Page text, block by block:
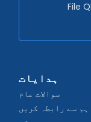
ہدایات
سوالات عام
ہم سے رابطہ کریں